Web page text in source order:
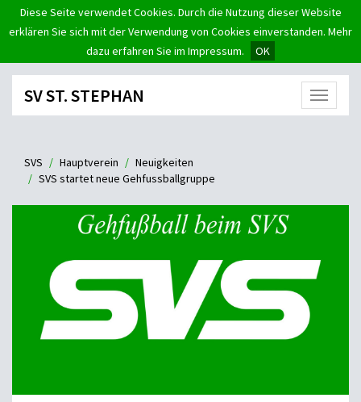
Diese Seite verwendet Cookies. Durch die Nutzung dieser Website
erklären Sie sich mit der Verwendung von Cookies einverstanden. Mehr
dazu erfahren Sie im Impressum.
OK
Menü
SV ST. STEPHAN
SVS Hauptverein
Neuigkeiten
SVS startet neue Gehfussballgruppe